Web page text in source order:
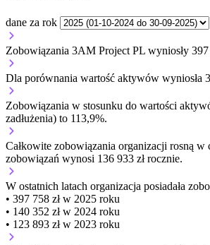
dane za rok
Zobowiązania 3AM Project PL wyniosły 397
Dla porównania wartość aktywów wyniosła
Zobowiązania w stosunku do wartości
zadłużenia) to 113,9%.
Całkowite zobowiązania organizacji rosną w
zobowiązań wynosi 136 933 zł rocznie.
W ostatnich latach organizacja posiadała
• 397 758 zł w 2025 roku
• 140 352 zł w 2024 roku
• 123 893 zł w 2023 roku